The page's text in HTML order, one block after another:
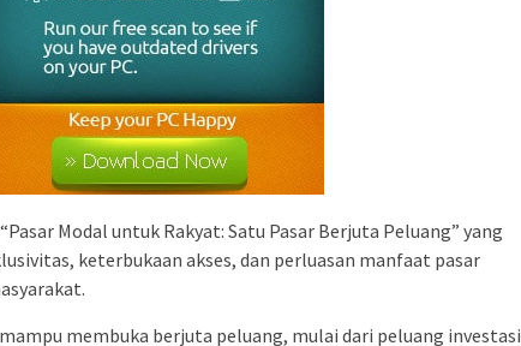
Modal untuk Rakyat: Satu Pasar Berjuta Peluang” yang
keterbukaan akses, dan perluasan manfaat pasar
membuka berjuta peluang, mulai dari peluang investasi